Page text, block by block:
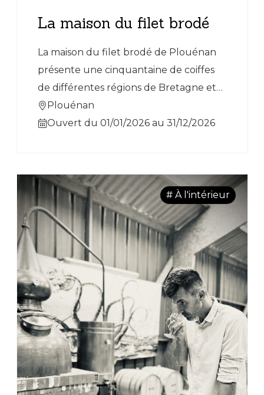
La maison du filet brodé
La maison du filet brodé de Plouénan
présente une cinquantaine de coiffes
de différentes régions de Bretagne et
d’ailleurs. Cours et initiation à la
broderie et au filet proposés.
Plouénan
Ouvert du 01/01/2026 au 31/12/2026
# À l'intérieur